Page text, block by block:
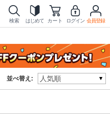
検索 はじめて カート ログイン 会員登録
並べ替え: